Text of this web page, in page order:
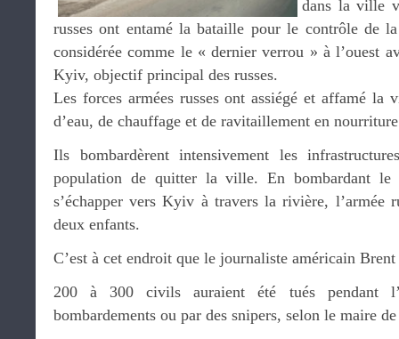
dans la ville
russes ont entamé la bataille pour le contrôle de
considérée comme le « dernier verrou » à l’ouest
Kyiv, objectif principal des russes.
Les forces armées russes ont assiégé et affamé la
d’eau, de chauffage et de ravitaillement en
Ils bombardèrent intensivement les
population de quitter la ville. En bombardant le
s’échapper vers Kyiv à travers la rivière, l’armée
deux enfants.
C’est à cet endroit que le journaliste américain
200 à 300 civils auraient été tués pendant
bombardements ou par des snipers, selon le maire